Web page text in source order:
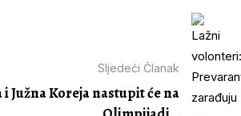
Sljedeći Članak
i Južna Koreja nastupit će na